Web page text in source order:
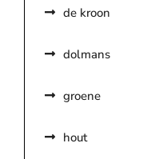
de kroon
dolmans
groene
hout